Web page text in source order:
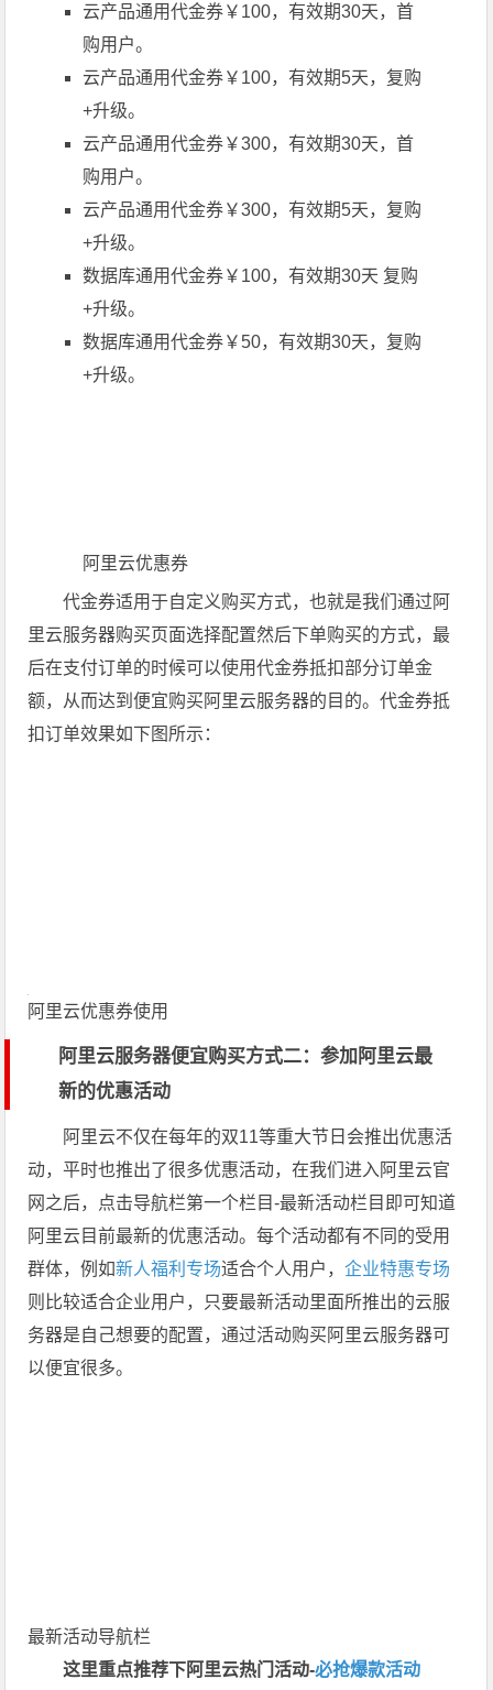
云产品通用代金券￥100，有效期30天，首
购用户。
云产品通用代金券￥100，有效期5天，复购
+升级。
云产品通用代金券￥300，有效期30天，首
购用户。
云产品通用代金券￥300，有效期5天，复购
+升级。
数据库通用代金券￥100，有效期30天 复购
+升级。
数据库通用代金券￥50，有效期30天，复购
+升级。
阿里云优惠券
代金券适用于自定义购买方式，也就是我们通过阿
里云服务器购买页面选择配置然后下单购买的方式，最
后在支付订单的时候可以使用代金券抵扣部分订单金
额，从而达到便宜购买阿里云服务器的目的。代金券抵
扣订单效果如下图所示：
阿里云优惠券使用
阿里云服务器便宜购买方式二：参加阿里云最
新的优惠活动
阿里云不仅在每年的双11等重大节日会推出优惠活
动，平时也推出了很多优惠活动，在我们进入阿里云官
网之后，点击导航栏第一个栏目-最新活动栏目即可知道
阿里云目前最新的优惠活动。每个活动都有不同的受用
群体，例如新人福利专场适合个人用户，企业特惠专场
则比较适合企业用户，只要最新活动里面所推出的云服
务器是自己想要的配置，通过活动购买阿里云服务器可
以便宜很多。
最新活动导航栏
这里重点推荐下阿里云热门活动-必抢爆款活动